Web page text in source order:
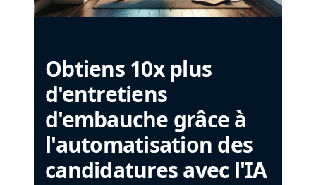
Obtiens 10x plus
d'entretiens
d'embauche grâce à
l'automatisation des
candidatures avec l'IA